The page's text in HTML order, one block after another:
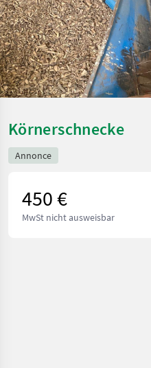
Körnerschnecke
Annonce
450 €
MwSt nicht ausweisbar